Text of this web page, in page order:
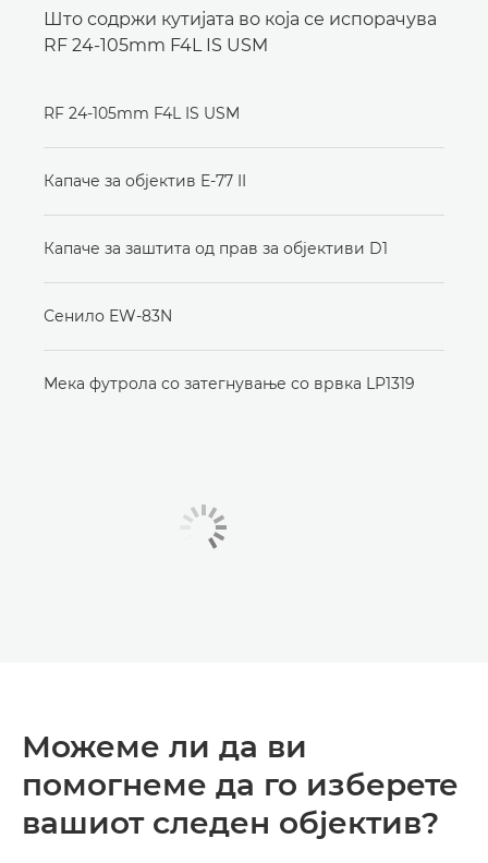
Што содржи кутијата во која се испорачува
RF 24-105mm F4L IS USM
RF 24-105mm F4L IS USM
Капаче за објектив E-77 II
Капаче за заштита од прав за објективи D1
Сенило EW-83N
Мека футрола со затегнување со врвка LP1319
Можеме ли да ви
помогнеме да го изберете
вашиот следен објектив?